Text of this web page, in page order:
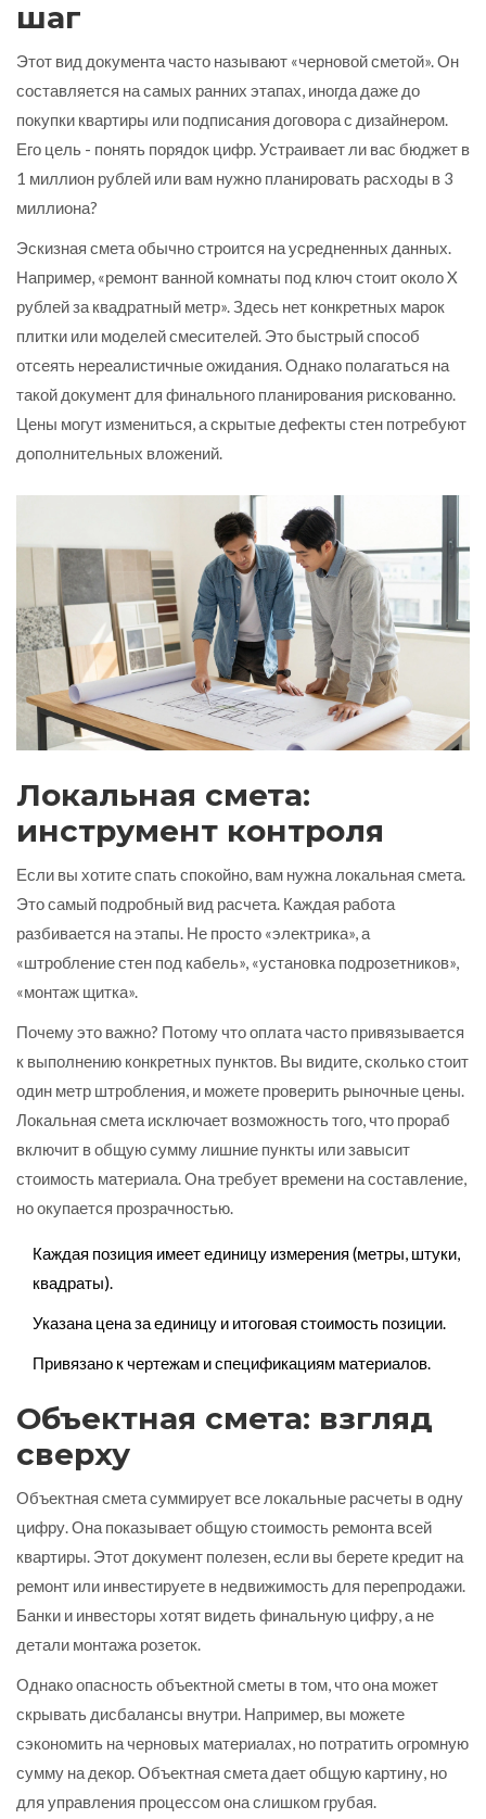
шаг
Этот вид документа часто называют «черновой сметой». Он
составляется на самых ранних этапах, иногда даже до
покупки квартиры или подписания договора с дизайнером.
Его цель - понять порядок цифр. Устраивает ли вас бюджет в
1 миллион рублей или вам нужно планировать расходы в 3
миллиона?
Эскизная смета обычно строится на усредненных данных.
Например, «ремонт ванной комнаты под ключ стоит около X
рублей за квадратный метр». Здесь нет конкретных марок
плитки или моделей смесителей. Это быстрый способ
отсеять нереалистичные ожидания. Однако полагаться на
такой документ для финального планирования рискованно.
Цены могут измениться, а скрытые дефекты стен потребуют
дополнительных вложений.
Локальная смета:
инструмент контроля
Если вы хотите спать спокойно, вам нужна локальная смета.
Это самый подробный вид расчета. Каждая работа
разбивается на этапы. Не просто «электрика», а
«штробление стен под кабель», «установка подрозетников»,
«монтаж щитка».
Почему это важно? Потому что оплата часто привязывается
к выполнению конкретных пунктов. Вы видите, сколько стоит
один метр штробления, и можете проверить рыночные цены.
Локальная смета исключает возможность того, что прораб
включит в общую сумму лишние пункты или завысит
стоимость материала. Она требует времени на составление,
но окупается прозрачностью.
Каждая позиция имеет единицу измерения (метры, штуки,
квадраты).
Указана цена за единицу и итоговая стоимость позиции.
Привязано к чертежам и спецификациям материалов.
Объектная смета: взгляд
сверху
Объектная смета суммирует все локальные расчеты в одну
цифру. Она показывает общую стоимость ремонта всей
квартиры. Этот документ полезен, если вы берете кредит на
ремонт или инвестируете в недвижимость для перепродажи.
Банки и инвесторы хотят видеть финальную цифру, а не
детали монтажа розеток.
Однако опасность объектной сметы в том, что она может
скрывать дисбалансы внутри. Например, вы можете
сэкономить на черновых материалах, но потратить огромную
сумму на декор. Объектная смета дает общую картину, но
для управления процессом она слишком грубая.